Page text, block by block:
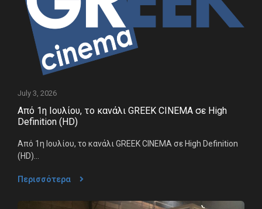
Διαφημίστε
Επικοινωνία
July 3, 2026
Από 1η Ιουλίου, το κανάλι GREEK CINEMA σε High
Definition (HD)
Από 1η Ιουλίου, το κανάλι GREEK CINEMA σε High Definition
(HD)...
Περισσότερα